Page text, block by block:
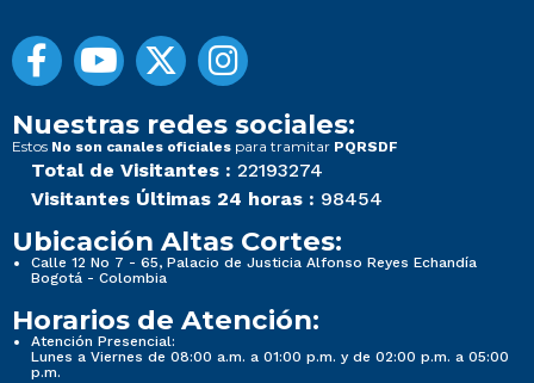
Nuestras redes sociales:
Estos No son canales oficiales para tramitar PQRSDF
Total de Visitantes : 22193274
Visitantes Últimas 24 horas : 98454
Ubicación Altas Cortes:
Calle 12 No 7 - 65, Palacio de Justicia Alfonso Reyes Echandía
Bogotá - Colombia
Horarios de Atención:
Atención Presencial:
Lunes a Viernes de 08:00 a.m. a 01:00 p.m. y de 02:00 p.m. a 05:00
p.m.